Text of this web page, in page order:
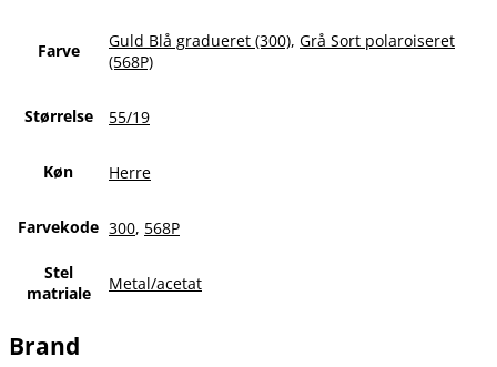
Farve Guld Blå gradueret (300), Grå Sort polaroiseret
(568P)
Størrelse 55/19
Køn Herre
Farvekode 300, 568P
Stel
matriale
Metal/acetat
Brand